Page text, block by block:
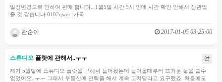
일정변경으로 인하여 판매 합니다.. 1월5일 시간 5시 인데 시간 확인 안해서 상관없
을 것 같습니다 0102qwer :카톡
관순이 2017-01-05 03:25:00
스튜디오 플랏에 관해서..ㅜㅜ
제가 5월달에 스튜디오 플랏을 구해서 들어왔는데 들어올때부터 뜨거운 물을 쓸수
없었어요..ㅜㅜ 그래서 부동산에 연락을 해서 계속 고쳐달라고 요구했죠. 처음에도